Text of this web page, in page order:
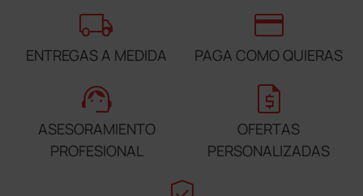
local_shipping
ENTREGAS A MEDIDA
credit_card
PAGA COMO QUIERAS
support_agent
ASESORAMIENTO
PROFESIONAL
request_quote
OFERTAS
PERSONALIZADAS